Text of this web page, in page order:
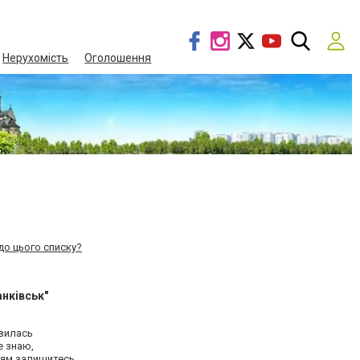
Нерухомість Оголошення
цього списку?
знаю,